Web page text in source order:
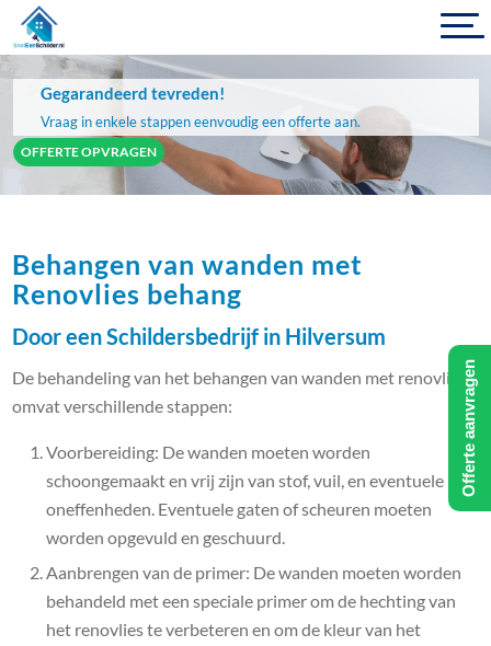
Gegarandeerd tevreden!
Vraag in enkele stappen eenvoudig een offerte aan.
OFFERTE OPVRAGEN
Behangen van wanden met
Renovlies behang
Door een Schildersbedrijf in Hilversum
De behandeling van het behangen van wanden met renovlies
omvat verschillende stappen:
Voorbereiding: De wanden moeten worden
schoongemaakt en vrij zijn van stof, vuil, en eventuele
oneffenheden. Eventuele gaten of scheuren moeten
worden opgevuld en geschuurd.
Aanbrengen van de primer: De wanden moeten worden
behandeld met een speciale primer om de hechting van
het renovlies te verbeteren en om de kleur van het
Offerte aanvragen